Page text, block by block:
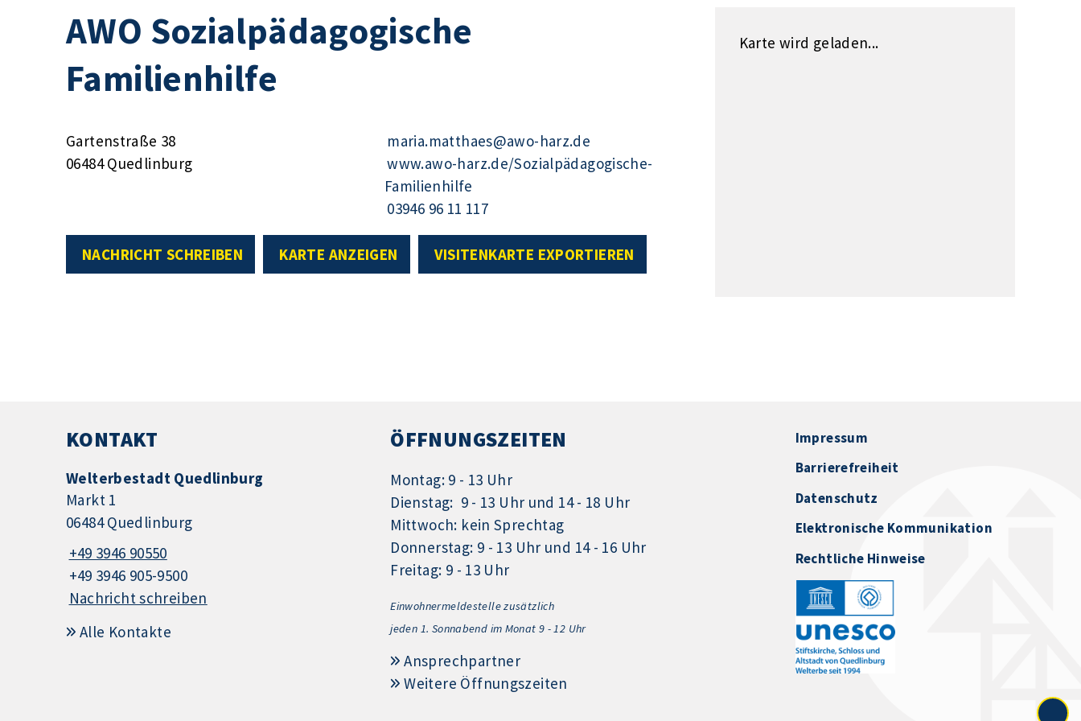
AWO Sozialpädagogische
Familienhilfe
Gartenstraße 38
06484 Quedlinburg
maria.matthaes@awo-harz.de
www.awo-harz.de/Sozialpädagogische-
Familienhilfe
03946 96 11 117
NACHRICHT SCHREIBEN KARTE ANZEIGEN VISITENKARTE EXPORTIEREN
Karte wird geladen...
KONTAKT
Welterbestadt Quedlinburg
Markt 1
06484 Quedlinburg
+49 3946 90550
+49 3946 905-9500
Nachricht schreiben
Alle Kontakte
ÖFFNUNGSZEITEN
Montag: 9 - 13 Uhr
Dienstag: 9 - 13 Uhr und 14 - 18 Uhr
Mittwoch: kein Sprechtag
Donnerstag: 9 - 13 Uhr und 14 - 16 Uhr
Freitag: 9 - 13 Uhr
Einwohnermeldestelle zusätzlich
jeden 1. Sonnabend im Monat 9 - 12 Uhr
Ansprechpartner
Weitere Öffnungszeiten
Impressum
Barrierefreiheit
Datenschutz
Elektronische Kommunikation
Rechtliche Hinweise